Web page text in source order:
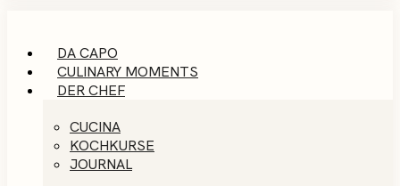
DA CAPO
CULINARY MOMENTS
DER CHEF
CUCINA
KOCHKURSE
JOURNAL